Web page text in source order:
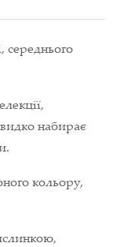
набирає
кольору,